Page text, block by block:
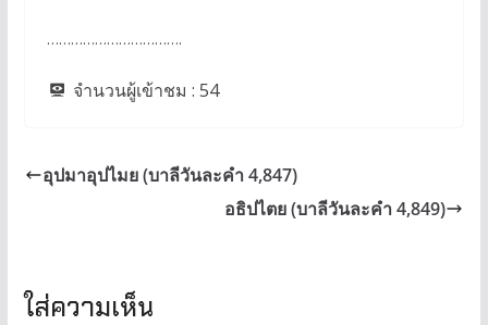
…………………………….
จำนวนผู้เข้าชม : 54
อุปมาอุปไมย (บาลีวันละคำ 4,847)
อธิปไตย (บาลีวันละคำ 4,849)
ใส่ความเห็น